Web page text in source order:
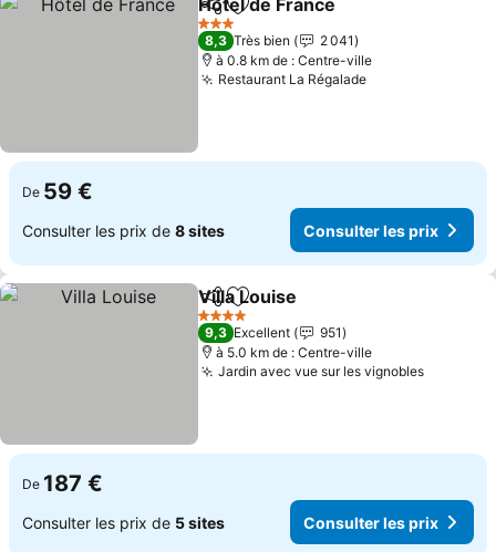
PartagerAjouter à mes favoris
Hôtel de France
3 Étoiles
8,3 Très bien
2 041
à 0.8 km de : Centre-ville
Restaurant La RégaladeConsulter les
De 59 €
Consulter les prix de 8 sites Consulter les prix
PartagerAjouter à mes favoris
Villa Louise
4 Étoiles
9,3 Excellent
951
à 5.0 km de : Centre-ville
Jardin avec vue sur les vignobles
De 187 €
Consulter les prix de 5 sites Consulter les prix